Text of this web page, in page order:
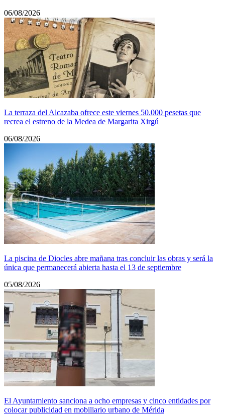
06/08/2026
La terraza del Alcazaba ofrece este viernes 50.000 pesetas que
recrea el estreno de la Medea de Margarita Xirgú
06/08/2026
La piscina de Diocles abre mañana tras concluir las obras y será la
única que permanecerá abierta hasta el 13 de septiembre
05/08/2026
El Ayuntamiento sanciona a ocho empresas y cinco entidades por
colocar publicidad en mobiliario urbano de Mérida